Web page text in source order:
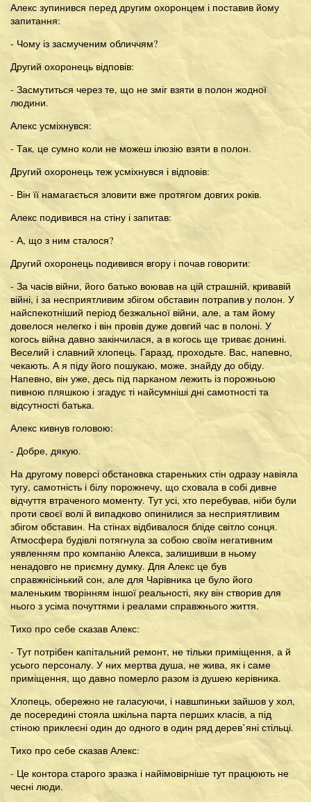
Алекс зупинився перед другим охоронцем і поставив йому
запитання:
- Чому із засмученим обличчям?
Другий охоронець відповів:
- Засмутиться через те, що не зміг взяти в полон жодної
людини.
Алекс усміхнувся:
- Так, це сумно коли не можеш ілюзію взяти в полон.
Другий охоронець теж усміхнувся і відповів:
- Він її намагається зловити вже протягом довгих років.
Алекс подивився на стіну і запитав:
- А, що з ним сталося?
Другий охоронець подивився вгору і почав говорити:
- За часів війни, його батько воював на цій страшній, кривавій
війні, і за несприятливим збігом обставин потрапив у полон. У
найспекотніший період безжальної війни, але, а там йому
довелося нелегко і він провів дуже довгий час в полоні. У
когось війна давно закінчилася, а в когось ще триває донині.
Веселий і славний хлопець. Гаразд, проходьте. Вас, напевно,
чекають. А я піду його пошукаю, може, знайду до обіду.
Напевно, він уже, десь під парканом лежить із порожньою
пивною пляшкою і згадує ті найсумніші дні самотності та
відсутності батька.
Алекс кивнув головою:
- Добре, дякую.
На другому поверсі обстановка стареньких стін одразу навіяла
тугу, самотність і білу порожнечу, що сховала в собі дивне
відчуття втраченого моменту. Тут усі, хто перебував, ніби були
проти своєї волі й випадково опинилися за несприятливим
збігом обставин. На стінах відбивалося бліде світло сонця.
Атмосфера будівлі потягнула за собою своїм негативним
уявленням про компанію Алекса, залишивши в ньому
ненадовго не приємну думку. Для Алекс це був
справжнісінький сон, але для Чарівника це було його
маленьким творінням іншої реальності, яку він створив для
нього з усіма почуттями і реалами справжнього життя.
Тихо про себе сказав Алекс:
- Тут потрібен капітальний ремонт, не тільки приміщення, а й
усього персоналу. У них мертва душа, не жива, як і саме
приміщення, що давно померло разом із душею керівника.
Хлопець, обережно не галасуючи, і навшпиньки зайшов у хол,
де посередині стояла шкільна парта перших класів, а під
стіною приклеєні один до одного в один ряд дерев’яні стільці.
Тихо про себе сказав Алекс:
- Це контора старого зразка і найімовірніше тут працюють не
чесні люди.